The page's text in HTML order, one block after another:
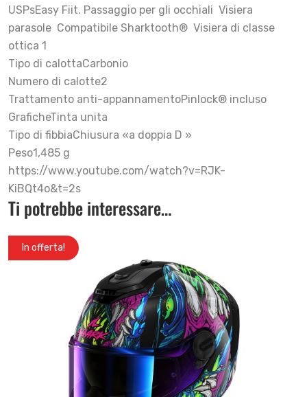
USPsEasy Fiit. Passaggio per gli occhiali Visiera
parasole Compatibile Sharktooth® Visiera di classe
ottica 1
Tipo di calottaCarbonio
Numero di calotte2
Trattamento anti-appannamentoPinlock® incluso
GraficheTinta unita
Tipo di fibbiaChiusura «a doppia D »
Peso1,485 g
https://www.youtube.com/watch?v=RJK-
KiBQt4o&t=2s
Ti potrebbe interessare…
In offerta!